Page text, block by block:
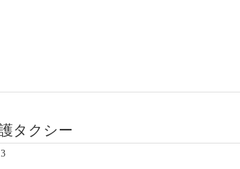
タクシー